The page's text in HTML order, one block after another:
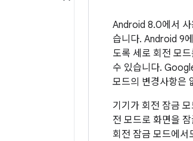
Android 8.0에서 사
습니다. Android 9
도록 세로 회전 모
수 있습니다.
모드의 변경사항은
기기가 회전 잠금
전 모드로 화면을
회전 잠금 모드에서